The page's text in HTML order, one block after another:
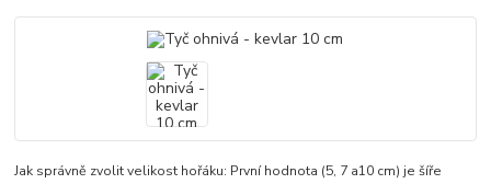
Jak správně zvolit velikost hořáku: První hodnota (5, 7 a10 cm) je šíře